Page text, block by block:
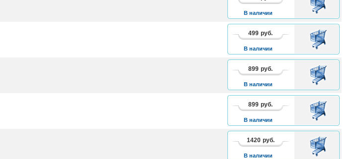
В наличии
КОРЗИНУ
499 руб.
В наличии
В
КОРЗИНУ
899 руб.
В наличии
В
КОРЗИНУ
899 руб.
В наличии
В
КОРЗИНУ
1420 руб.
В наличии
В
КОРЗИНУ